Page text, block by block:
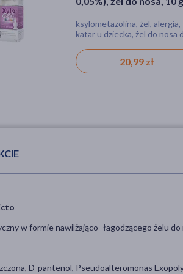
ksylometazolina, żel, alergia,
katar u dziecka, żel do nosa
20,99 zł
kapsułki
81,49 zł
w formie nawilżająco- łagodzącego żelu do
D-pantenol, Pseudoalteromonas